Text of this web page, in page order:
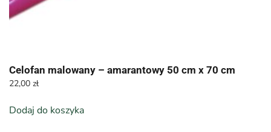
Celofan malowany – amarantowy 50 cm x 70 cm
22,00 zł
Dodaj do koszyka